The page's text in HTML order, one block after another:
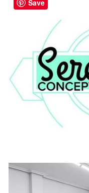
Save